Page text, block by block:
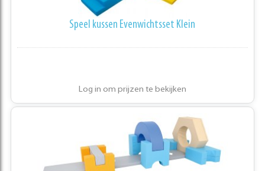
Speel kussen Evenwichtsset Klein
Log in om prijzen te bekijken